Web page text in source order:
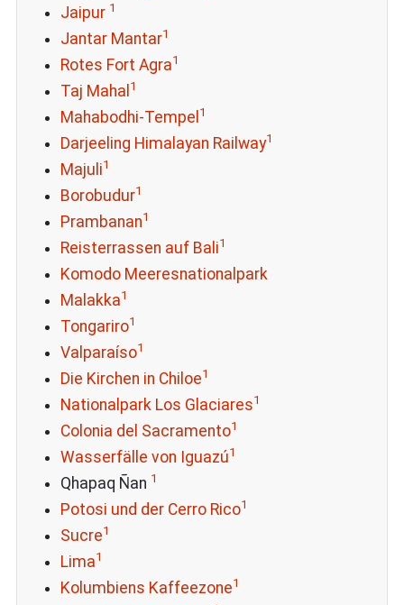
Jaipur 1
Jantar Mantar1
Rotes Fort Agra1
Taj Mahal 1
Mahabodhi-Tempel 1
Darjeeling Himalayan Railway1
Majuli1
Borobudur1
Prambanan1
Reisterrassen auf Bali1
Komodo Meeresnationalpark
Malakka1
Tongariro1
Valparaíso1
Die Kirchen in Chiloe1
Nationalpark Los Glaciares1
Colonia del Sacramento1
Wasserfälle von Iguazú1
Qhapaq Ñan 1
Potosi und der Cerro Rico1
Sucre1
Lima1
Kolumbiens Kaffeezone1